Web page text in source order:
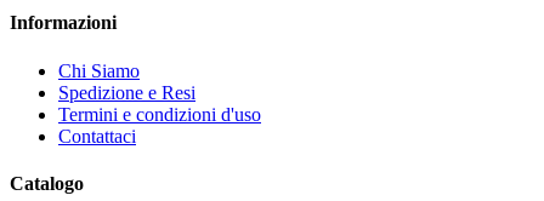
Informazioni
Chi Siamo
Spedizione e Resi
Termini e condizioni d'uso
Contattaci
Catalogo